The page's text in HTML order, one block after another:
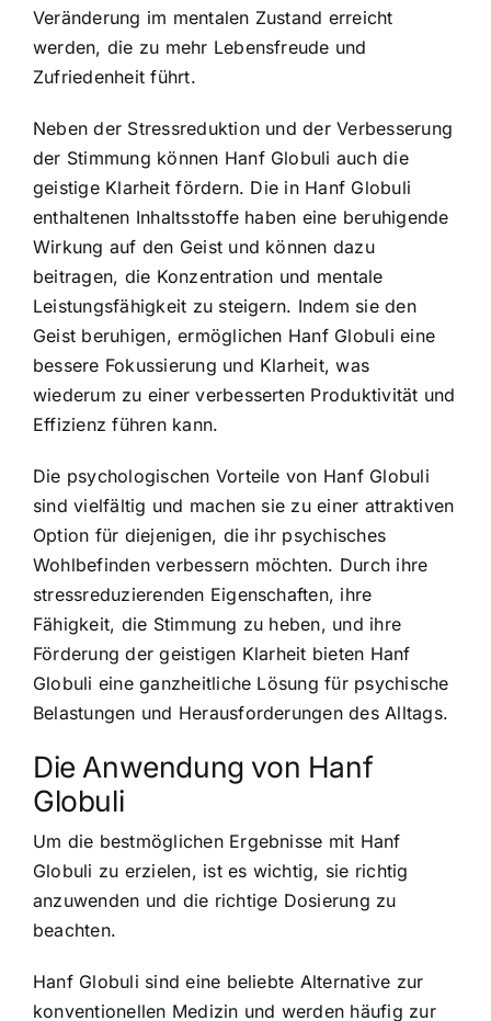
Veränderung im mentalen Zustand erreicht
werden, die zu mehr Lebensfreude und
Zufriedenheit führt.
Neben der Stressreduktion und der Verbesserung
der Stimmung können Hanf Globuli auch die
geistige Klarheit fördern. Die in Hanf Globuli
enthaltenen Inhaltsstoffe haben eine beruhigende
Wirkung auf den Geist und können dazu
beitragen, die Konzentration und mentale
Leistungsfähigkeit zu steigern. Indem sie den
Geist beruhigen, ermöglichen Hanf Globuli eine
bessere Fokussierung und Klarheit, was
wiederum zu einer verbesserten Produktivität und
Effizienz führen kann.
Die psychologischen Vorteile von Hanf Globuli
sind vielfältig und machen sie zu einer attraktiven
Option für diejenigen, die ihr psychisches
Wohlbefinden verbessern möchten. Durch ihre
stressreduzierenden Eigenschaften, ihre
Fähigkeit, die Stimmung zu heben, und ihre
Förderung der geistigen Klarheit bieten Hanf
Globuli eine ganzheitliche Lösung für psychische
Belastungen und Herausforderungen des Alltags.
Die Anwendung von Hanf
Globuli
Um die bestmöglichen Ergebnisse mit Hanf
Globuli zu erzielen, ist es wichtig, sie richtig
anzuwenden und die richtige Dosierung zu
beachten.
Hanf Globuli sind eine beliebte Alternative zur
konventionellen Medizin und werden häufig zur